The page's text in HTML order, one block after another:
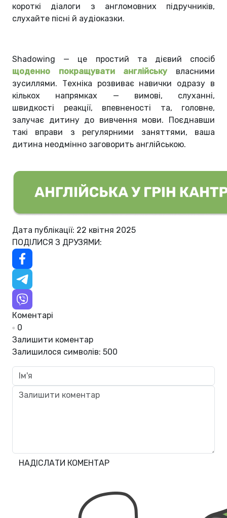
короткі діалоги з англомовних підручників,
слухайте пісні й аудіоказки.
Shadowing — це
простий та дієвий спосіб
щоденно покращувати англійську власними
зусиллями. Техніка розвиває навички одразу в
кількох напрямках — вимові, слуханні,
швидкості реакції, впевненості
та, головне,
залучає дитину до вивчення мови.
Поєднавши
такі вправи з регулярними заняттями, ваша
дитина неодмінно заговорить англійською.
Дата публікації: 22 квітня 2025
ПОДІЛИСЯ З ДРУЗЯМИ:
Коментарі
0
Залишити коментар
Залишилося символів: 500
НАДІСЛАТИ КОМЕНТАР